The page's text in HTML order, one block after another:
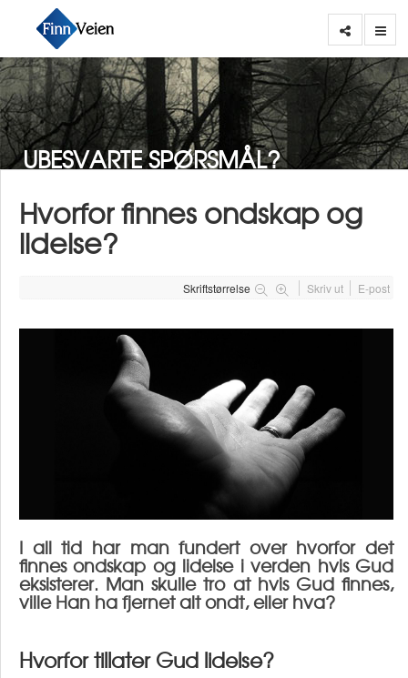
UBESVARTE SPØRSMÅL?
Hvorfor finnes ondskap og
lidelse?
Skriftstørrelse Skriv ut E-post
I all tid har man fundert over hvorfor det
finnes ondskap og lidelse i verden hvis Gud
eksisterer. Man skulle tro at hvis Gud finnes,
ville Han ha fjernet alt ondt, eller hva?
Hvorfor tillater Gud lidelse?